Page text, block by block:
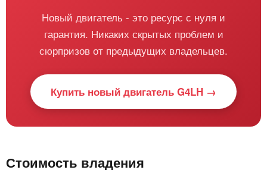
Новый двигатель - это ресурс с нуля и
гарантия. Никаких скрытых проблем и
сюрпризов от предыдущих владельцев.
Купить новый двигатель G4LH →
Стоимость владения